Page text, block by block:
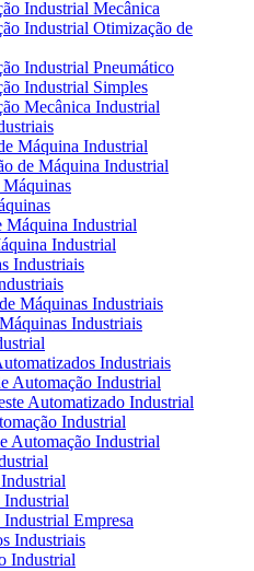
Industrial Mecânica
Industrial Otimização de
Industrial Pneumático
Industrial Simples
Mecânica Industrial
Máquina Industrial
de Máquina Industrial
Máquina Industrial
Industrial
Industriais
Máquinas Industriais
Industriais
Industriais
Automação Industrial
Automatizado Industrial
Industrial
Automação Industrial
Industrial
Empresa
Industriais
Industrial